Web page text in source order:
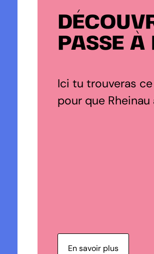
PASSE
Ici tu trouveras
pour que
En savoir plus